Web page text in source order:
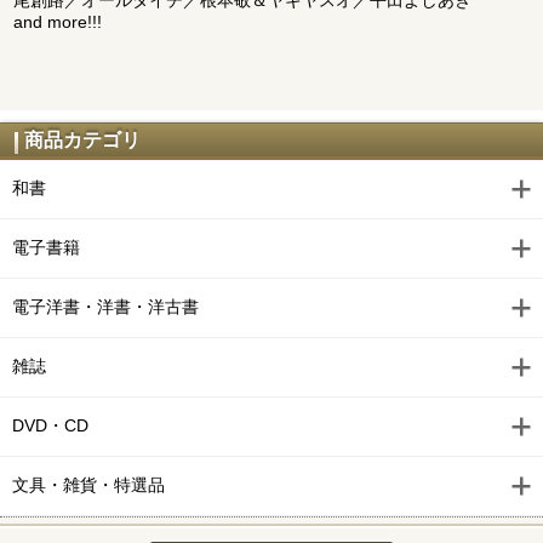
and more!!!
商品カテゴリ
和書
電子書籍
電子洋書・洋書・洋古書
雑誌
DVD・CD
文具・雑貨・特選品